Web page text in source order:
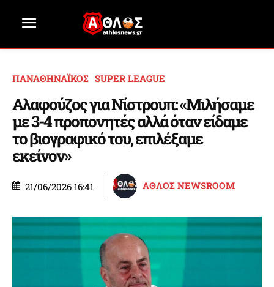
ΠΑΝΑΘΗΝΑΪΚΟΣ SUPER LEAGUE
Αλαφούζος για Νίστρουπ: «Μιλήσαμε
με 3-4 προπονητές αλλά όταν είδαμε
το βιογραφικό του, επιλέξαμε
εκείνον»
21/06/2026 16:41 ΑΘΛΟΣ NEWSROOM